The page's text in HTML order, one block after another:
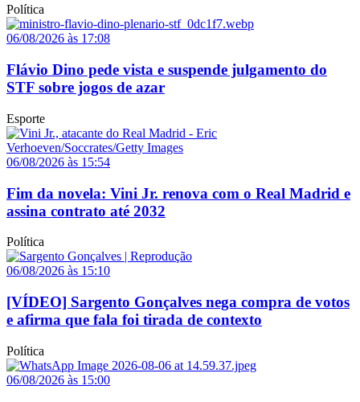
Política
06/08/2026 às 17:08
Flávio Dino pede vista e suspende julgamento do
STF sobre jogos de azar
Esporte
06/08/2026 às 15:54
Fim da novela: Vini Jr. renova com o Real Madrid e
assina contrato até 2032
Política
06/08/2026 às 15:10
[VÍDEO] Sargento Gonçalves nega compra de votos
e afirma que fala foi tirada de contexto
Política
06/08/2026 às 15:00